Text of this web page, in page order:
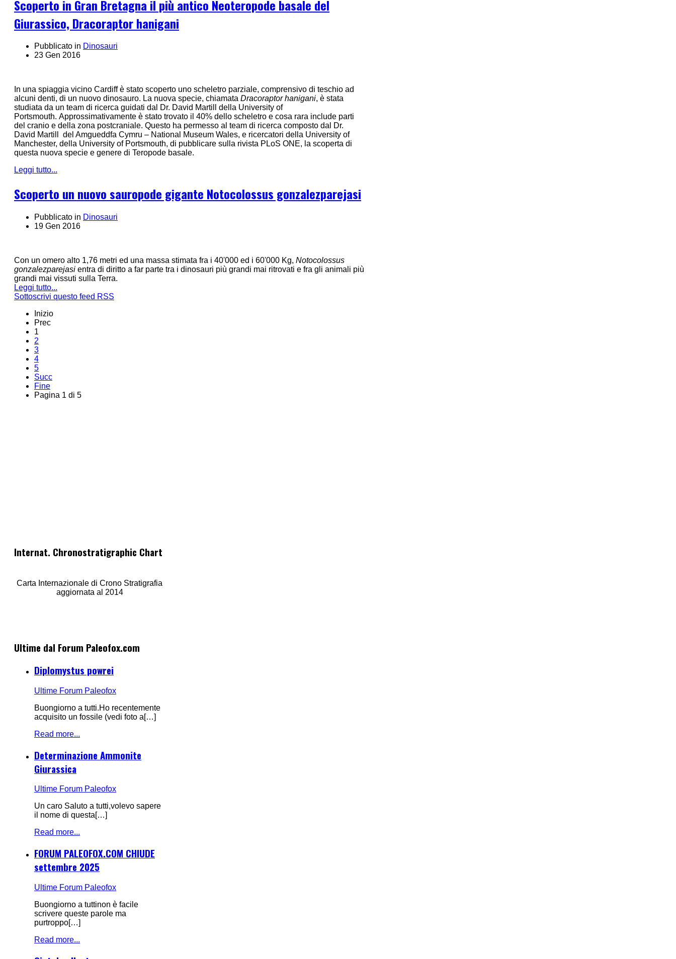
Scoperto in Gran Bretagna il più antico Neoteropode basale del
Giurassico, Dracoraptor hanigani
Pubblicato in Dinosauri
23 Gen 2016
In una spiaggia vicino Cardiff è stato scoperto uno scheletro parziale, comprensivo di teschio ad
alcuni denti, di un nuovo dinosauro. La nuova specie, chiamata Dracoraptor hanigani, è stata
studiata da un team di ricerca guidati dal Dr. David Martill della University of
Portsmouth. Approssimativamente è stato trovato il 40% dello scheletro e cosa rara include parti
del cranio e della zona postcraniale. Questo ha permesso al team di ricerca composto dal Dr.
David Martill del Amgueddfa Cymru – National Museum Wales, e ricercatori della University of
Manchester, della University of Portsmouth, di pubblicare sulla rivista PLoS ONE, la scoperta di
questa nuova specie e genere di Teropode basale.
Leggi tutto...
Scoperto un nuovo sauropode gigante Notocolossus gonzalezparejasi
Pubblicato in Dinosauri
19 Gen 2016
Con un omero alto 1,76 metri ed una massa stimata fra i 40'000 ed i 60'000 Kg, Notocolossus
gonzalezparejasi entra di diritto a far parte tra i dinosauri più grandi mai ritrovati e fra gli animali più
grandi mai vissuti sulla Terra.
Leggi tutto...
Sottoscrivi questo feed RSS
Inizio
Prec
1
2
3
4
5
Succ
Fine
Pagina 1 di 5
Internat. Chronostratigraphic Chart
Carta Internazionale di Crono Stratigrafia
aggiornata al 2014
Ultime dal Forum Paleofox.com
Diplomystus powrei
Ultime Forum Paleofox
Buongiorno a tutti.Ho recentemente
acquisito un fossile (vedi foto a[…]
Read more...
Determinazione Ammonite
Giurassica
Ultime Forum Paleofox
Un caro Saluto a tutti,volevo sapere
il nome di questa[…]
Read more...
FORUM PALEOFOX.COM CHIUDE
settembre 2025
Ultime Forum Paleofox
Buongiorno a tuttinon è facile
scrivere queste parole ma
purtroppo[…]
Read more...